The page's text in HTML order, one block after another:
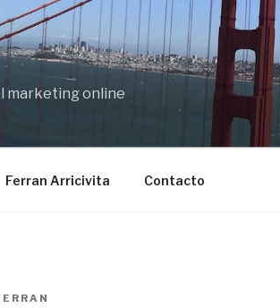
marketing online
Ferran Arricivita Contacto